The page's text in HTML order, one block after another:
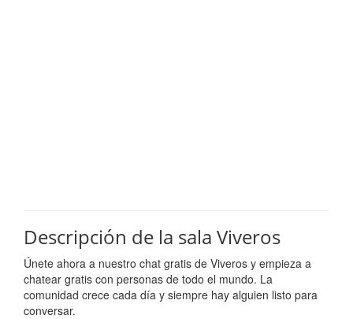
Descripción de la sala Viveros
Únete ahora a nuestro chat gratis de Viveros y empieza a
chatear gratis con personas de todo el mundo. La
comunidad crece cada día y siempre hay alguien listo para
conversar.